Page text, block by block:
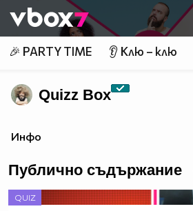
👾
🎉 PARTY TIME 👂 Клю – клю
Quizz Box
Инфо
Публично съдържание
QUIZ